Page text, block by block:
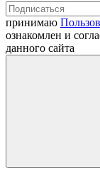
принимаю
ознакомлен и
данного сайта